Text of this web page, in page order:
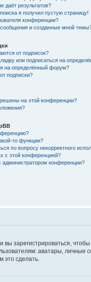
даёт результатов?
я получил пустую страницу!
конференции?
и созданные мной
от подписок?
или подписаться на
на определённый форум?
подписки?
на этой конференции?
то функции?
по вопросу некорректного
с этой конференцией?
администратором конференции?
зарегистрироваться,
аватары, личные
это сделать.